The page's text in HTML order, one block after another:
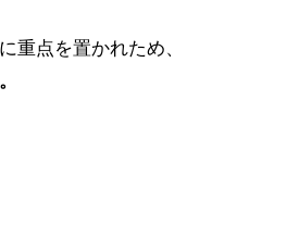
重点を置かれため、